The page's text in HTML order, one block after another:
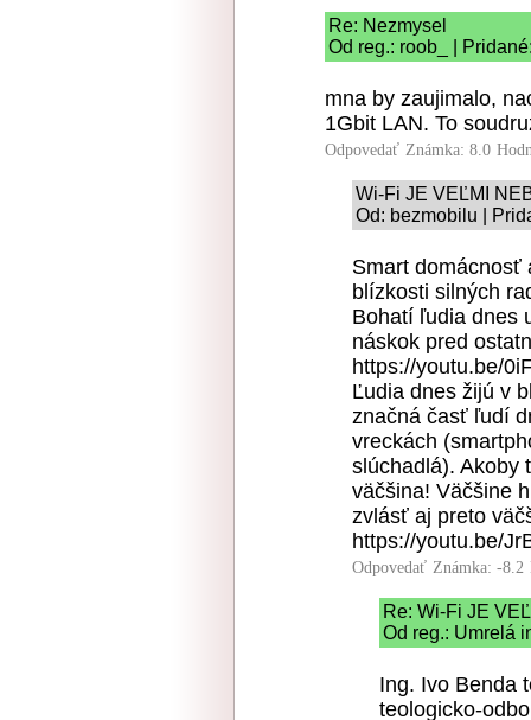
Re: Nezmysel
Od reg.: roob_ |
mna by zaujimalo,
1Gbit LAN. To
Odpovedať Známka: 8.0
Wi-Fi JE VEĽMI
Od: bezmobilu |
Smart domácnosť
blízkosti silných
Bohatí ľudia dnes
náskok pred
https://youtu.be/
Ľudia dnes žijú v
značná časť ľudí
vreckách
slúchadlá). Akoby
väčšina! Väčšine
zvlásť aj preto
https://youtu.be/
Odpovedať Známka: -8.2
Re: Wi-Fi JE
Od reg.: Umrelá
Ing. Ivo Benda
teologicko-